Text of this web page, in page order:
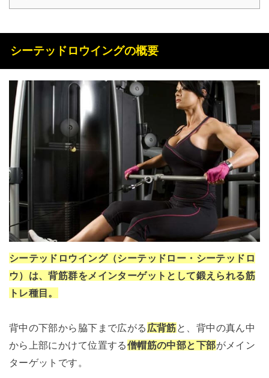
シーテッドロウイングの概要
シーテッドロウイング（シーテッドロー・シーテッドロ
ウ）は、背筋群をメインターゲットとして鍛えられる筋
トレ種目。
背中の下部から脇下まで広がる 広背筋と、背中の真ん中
から上部にかけて位置する僧帽筋の中部と下部がメイン
ターゲットです。